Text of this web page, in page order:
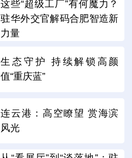
这些“超级工厂”有何魔力？
驻华外交官解码合肥智造新
力量
生态守护 持续解锁高颜
值“重庆蓝”
连云港：高空瞭望 赏海滨
风光